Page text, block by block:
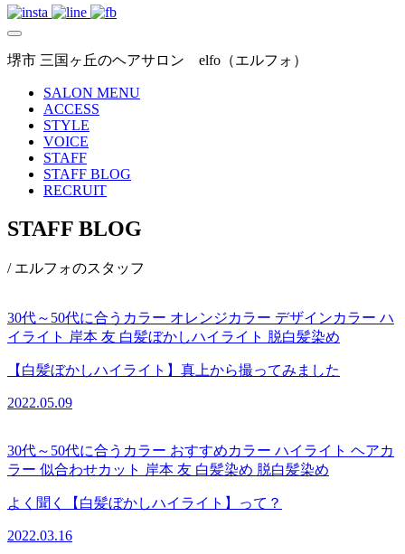
堺市 三国ヶ丘のヘアサロン elfo（エルフォ）
SALON MENU
ACCESS
STYLE
VOICE
STAFF
STAFF BLOG
RECRUIT
STAFF BLOG
/ エルフォのスタッフ
30代～50代に合うカラー オレンジカラー デザインカラー ハ
イライト 岸本 友 白髪ぼかしハイライト 脱白髪染め
【白髪ぼかしハイライト】真上から撮ってみました
2022.05.09
30代～50代に合うカラー おすすめカラー ハイライト ヘアカ
ラー 似合わせカット 岸本 友 白髪染め 脱白髪染め
よく聞く【白髪ぼかしハイライト】って？
2022.03.16